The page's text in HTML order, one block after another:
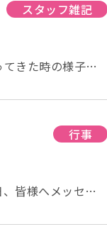
袋から出して乾
、別のお鍋で乾麺
完成です。 火を
ーメンができまし
つずつ握りまし
香寿庵 前田
スタッフ雑記
きた時の様子を
ングの内容はま
行事
皆様へメッセー
ら母の日のプレ